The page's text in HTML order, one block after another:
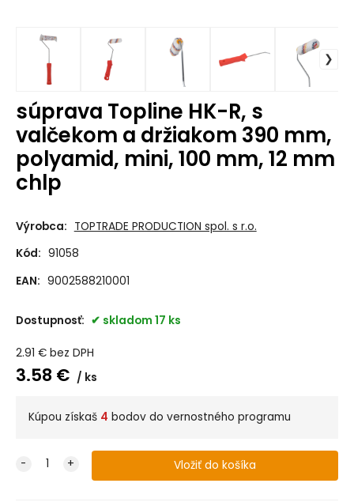
súprava Topline HK-R, s
valčekom a držiakom 390 mm,
polyamid, mini, 100 mm, 12 mm
chlp
Výrobca: TOPTRADE PRODUCTION spol. s r.o.
Kód: 91058
EAN: 9002588210001
Dostupnosť: skladom 17 ks
2.91 € bez DPH
3.58 € ks
Kúpou získaš 4 bodov do vernostného programu